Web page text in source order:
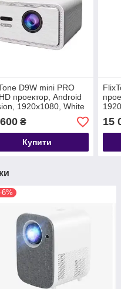
D9W mini PRO
проектор, Android
1920х1080, White
₴
Купити
15